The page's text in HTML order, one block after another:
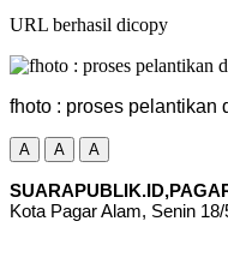
URL berhasil dicopy
fhoto : proses pelantikan
A A A
Kota Pagar Alam, Senin 18/